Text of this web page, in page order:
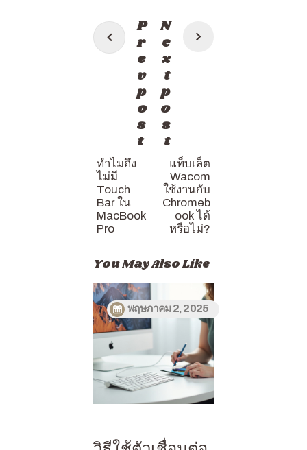
แนะแนว
เรื่อง
P
r
e
v
p
o
s
t
ทำไมถึง
ไม่มี
Touch
Bar ใน
MacBook
Pro
N
e
x
t
p
o
s
t
แท็บเล็ต
Wacom
ใช้งานกับ
Chromeb
ook ได้
หรือไม่?
You May Also Like
พฤษภาคม 2, 2025